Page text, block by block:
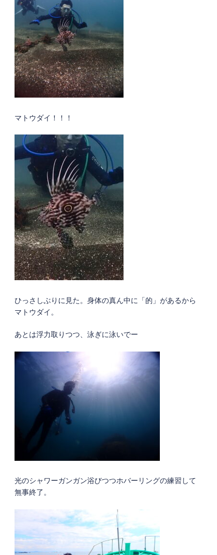
マトウダイ！！！
ひっさしぶりに見た。身体の真ん中に「的」があるから
マトウダイ。
あとは浮力取りつつ、泳ぎに泳いでー
光のシャワーガンガン浴びつつホバーリングの練習して
無事終了。